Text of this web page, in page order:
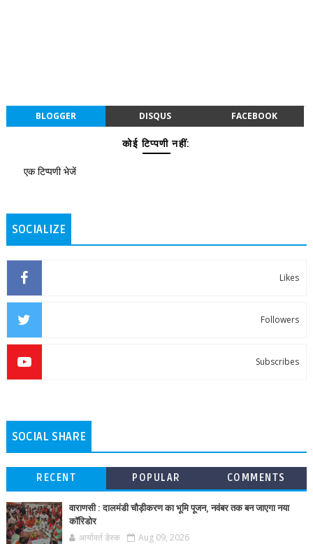
BLOGGER DISQUS FACEBOOK
कोई टिप्पणी नहीं:
एक टिप्पणी भेजें
SOCIALIZE
Likes
Followers
Subscribes
SOCIAL SHARE
RECENT POPULAR COMMENTS
वाराणसी : दालमंडी चौड़ीकरण का भूमि पूजन, नवंबर तक बन जाएगा नया
कॉरिडोर
आर्यावर्त डेस्क Aug 09, 2026